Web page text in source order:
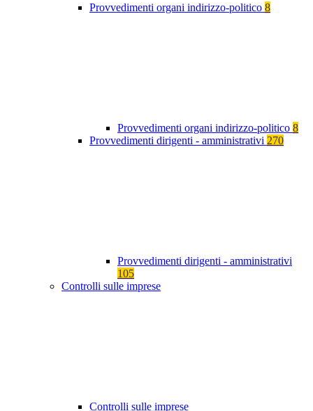
Provvedimenti organi indirizzo-politico 8
Provvedimenti organi indirizzo-politico 8
Provvedimenti dirigenti - amministrativi 270
Provvedimenti dirigenti - amministrativi
105
Controlli sulle imprese
Controlli sulle imprese